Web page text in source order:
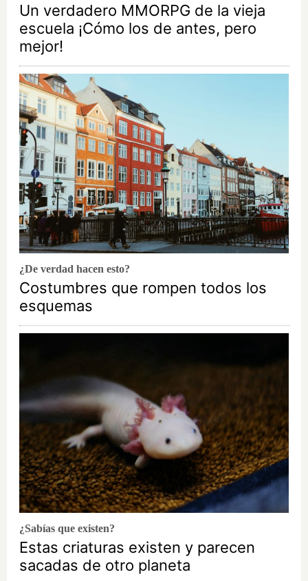
Un verdadero MMORPG de la vieja
escuela ¡Cómo los de antes, pero
mejor!
¿De verdad hacen esto?
Costumbres que rompen todos los
esquemas
¿Sabías que existen?
Estas criaturas existen y parecen
sacadas de otro planeta